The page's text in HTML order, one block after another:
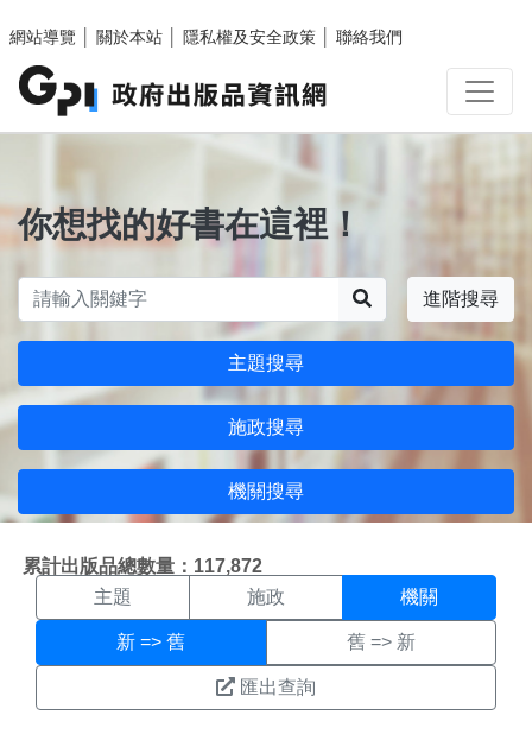
網站導覽
關於本站 隱私權及安全政策 聯絡我們
你想找的好書在這裡！
進階搜尋
主題搜尋
施政搜尋
機關搜尋
累計出版品總數量：117,872
機關搜尋結果頁面
主題 施政 機關
新 => 舊 舊 => 新
匯出查詢